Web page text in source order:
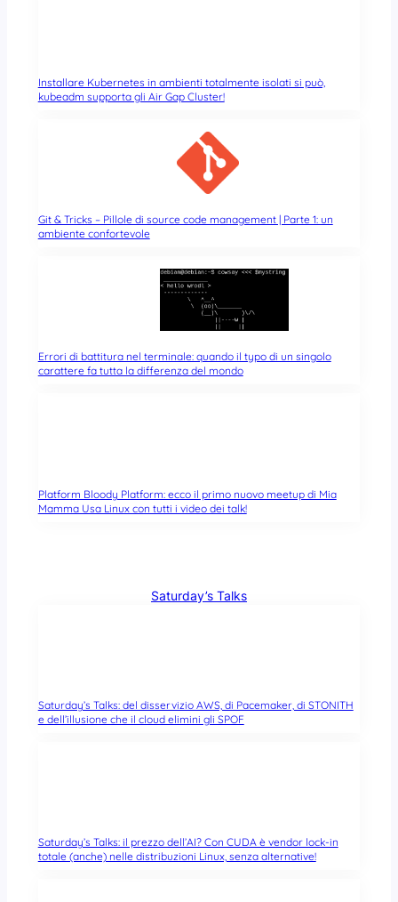
Installare Kubernetes in ambienti totalmente isolati si può,
kubeadm supporta gli Air Gap Cluster!
Git & Tricks – Pillole di source code management | Parte 1: un
ambiente confortevole
Errori di battitura nel terminale: quando il typo di un singolo
carattere fa tutta la differenza del mondo
Platform Bloody Platform: ecco il primo nuovo meetup di Mia
Mamma Usa Linux con tutti i video dei talk!
Saturday’s Talks
Saturday’s Talks: del disservizio AWS, di Pacemaker, di STONITH
e dell’illusione che il cloud elimini gli SPOF
Saturday’s Talks: il prezzo dell’AI? Con CUDA è vendor lock-in
totale (anche) nelle distribuzioni Linux, senza alternative!